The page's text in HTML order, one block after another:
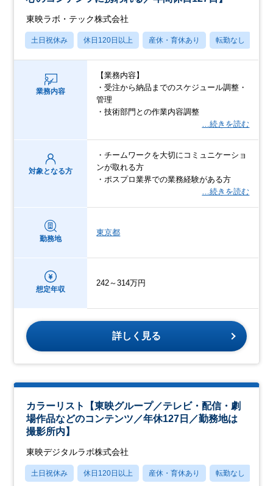
東映ラボ・テック株式会社
土日祝休み 休日120日以上 産休・育休あり 転勤なし
業務内容
【業務内容】
・受注から納品までのスケジュール調整・
管理
・技術部門との作業内容調整
…続きを読む
対象となる方
・チームワークを大切にコミュニケーショ
ンが取れる方
・ポスプロ業界での業務経験がある方
…続きを読む
勤務地
東京都
想定年収
242～314万円
詳しく見る
カラーリスト【東映グループ／テレビ・配信・劇
場作品などのコンテンツ／年休127日／勤務地は
撮影所内】
東映デジタルラボ株式会社
土日祝休み 休日120日以上 産休・育休あり 転勤なし